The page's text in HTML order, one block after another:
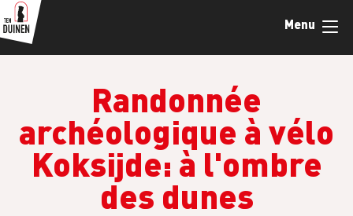
Skip
to
main
Menu
Randonnée
archéologique à vélo
Koksijde: à l'ombre
des dunes